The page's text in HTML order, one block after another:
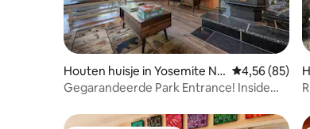
Houten huisje in Yosemite Na
tional Park
Gemiddelde
4,56 (85)
Gegarandeerde Park Entrance! Inside